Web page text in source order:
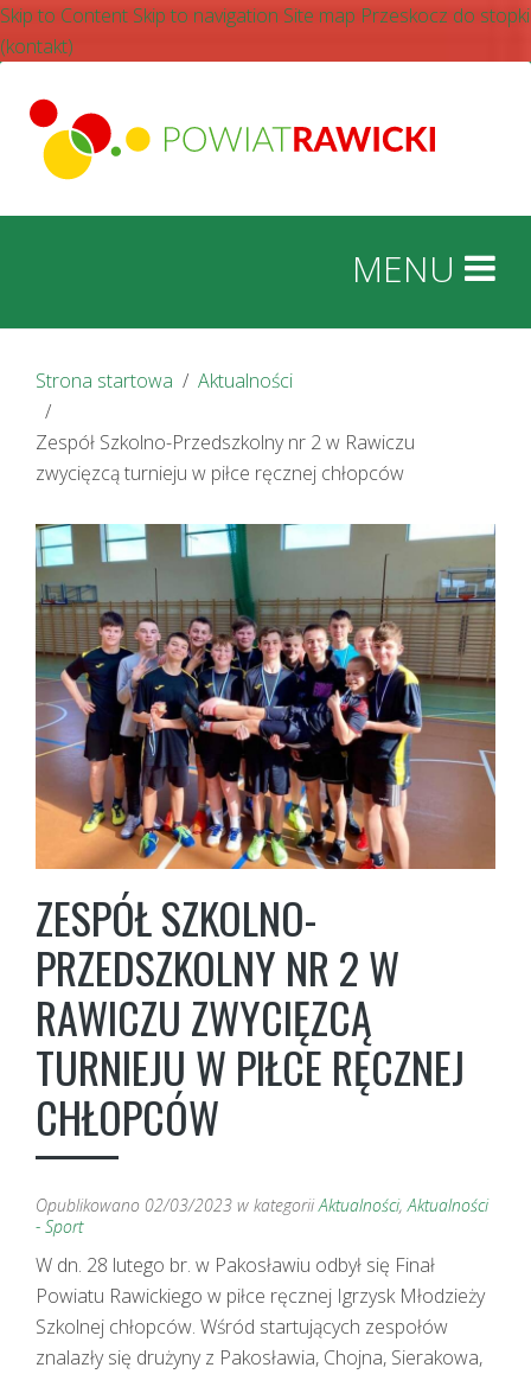
Skip to Content Skip to navigation Site map Przeskocz do stopki
(kontakt)
Strona startowa Aktualności
Zespół Szkolno-Przedszkolny nr 2 w Rawiczu
zwycięzcą turnieju w piłce ręcznej chłopców
ZESPÓŁ SZKOLNO-
PRZEDSZKOLNY NR 2 W
RAWICZU ZWYCIĘZCĄ
TURNIEJU W PIŁCE RĘCZNEJ
CHŁOPCÓW
Opublikowano 02/03/2023 w kategoriiAktualności,Aktualności
- Sport
W dn. 28 lutego br. w Pakosławiu odbył się Finał
Powiatu Rawickiego w piłce ręcznej Igrzysk Młodzieży
Szkolnej chłopców. Wśród startujących zespołów
znalazły się drużyny z Pakosławia, Chojna, Sierakowa,